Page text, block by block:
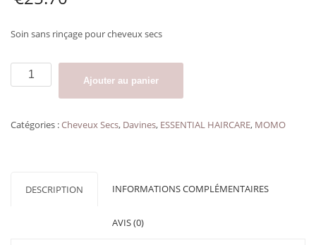
Soin sans rinçage pour cheveux secs
quantité
de
rinçage
MOMO
Ajouter au panier
Catégories :Cheveux Secs, Davines, ESSENTIAL HAIRCARE, MOMO
DESCRIPTION INFORMATIONS COMPLÉMENTAIRES
AVIS (0)